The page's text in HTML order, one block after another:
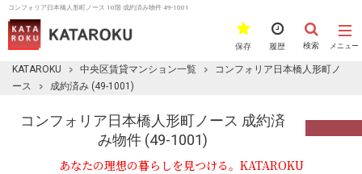
コンフォリア日本橋人形町ノース 10階 成約済み物件 49-1001
メニュー
検索
履歴
保存
KATAROKU 中央区賃貸マンション一覧
コンフォリア日本橋人形町ノ
ース
成約済み (49-1001)
コンフォリア日本橋人形町ノース 成約済
み物件 (49-1001)
あなたの理想の暮らしを見つける。KATAROKU